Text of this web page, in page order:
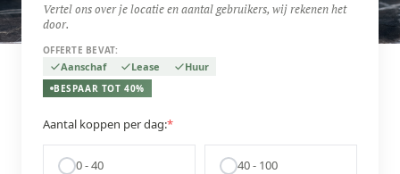
Vertel ons over je locatie en aantal gebruikers, wij rekenen het
door.
OFFERTE BEVAT:
Aanschaf Lease Huur
BESPAAR TOT 40%
Aantal koppen per dag:*
0 - 40 40 - 100